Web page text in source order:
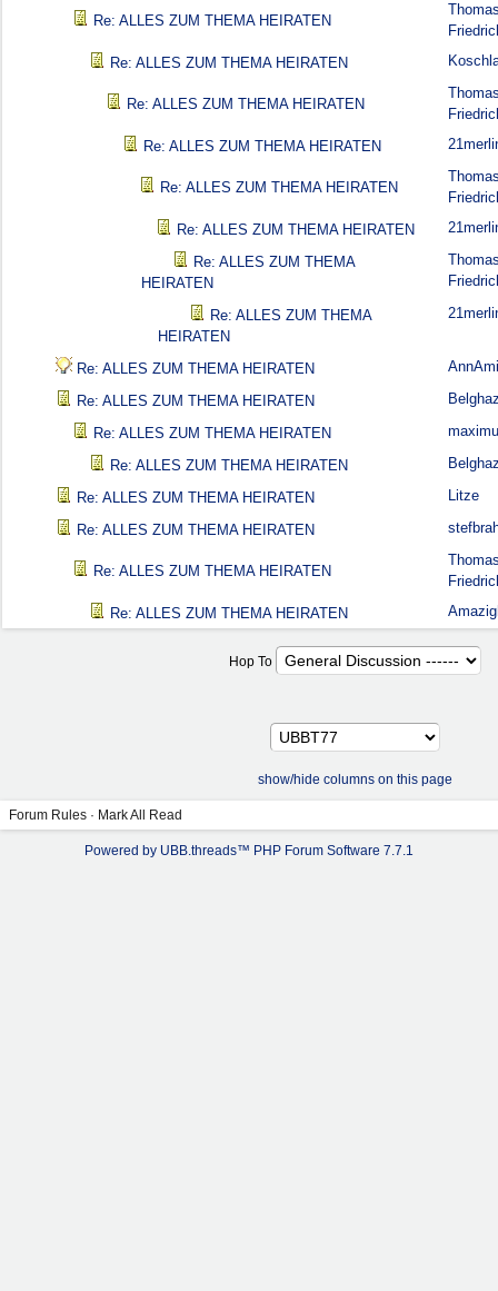
Re: ALLES ZUM THEMA HEIRATEN
Re: ALLES ZUM THEMA HEIRATEN
Re: ALLES ZUM THEMA HEIRATEN
Re: ALLES ZUM THEMA HEIRATEN
Re: ALLES ZUM THEMA HEIRATEN
Re: ALLES ZUM THEMA HEIRATEN
Re: ALLES ZUM THEMA
HEIRATEN
Re: ALLES ZUM THEMA
HEIRATEN
Re: ALLES ZUM THEMA HEIRATEN
Re: ALLES ZUM THEMA HEIRATEN
Re: ALLES ZUM THEMA HEIRATEN
Re: ALLES ZUM THEMA HEIRATEN
Re: ALLES ZUM THEMA HEIRATEN Litze
Re: ALLES ZUM THEMA HEIRATEN
Re: ALLES ZUM THEMA HEIRATEN
Re: ALLES ZUM THEMA HEIRATEN
Hop To
show/hide columns on this page
Forum Rules · Mark All Read
Powered by UBB.threads™ PHP Forum Software 7.7.1